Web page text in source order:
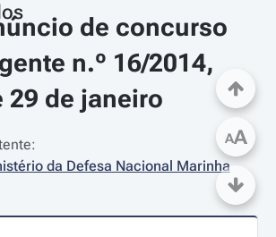
de concurso
n.º 16/2014,
29 de janeiro
da Defesa Nacional Marinha
AA